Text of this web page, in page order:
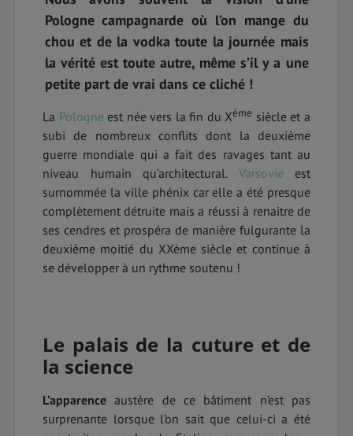
Pologne campagnarde où l’on mange du
chou et de la vodka toute la journée mais
la vérité est toute autre, même s’il y a une
petite part de vrai dans ce cliché !
La Pologne est née vers la fin du Xème siècle et a
subi de nombreux conflits dont la deuxième
guerre mondiale qui a fait des ravages tant au
niveau humain qu’architectural. Varsovie est
surnommée la ville phénix car elle a été presque
complètement détruite mais a réussi à renaitre de
ses cendres et prospéra de manière fulgurante la
deuxième moitié du XXème siècle et continue à
se développer à un rythme soutenu !
Le palais de la cuture et de
la science
L’apparenceaustère de ce bâtiment n’est pas
surprenante lorsque l’on sait que celui-ci a été